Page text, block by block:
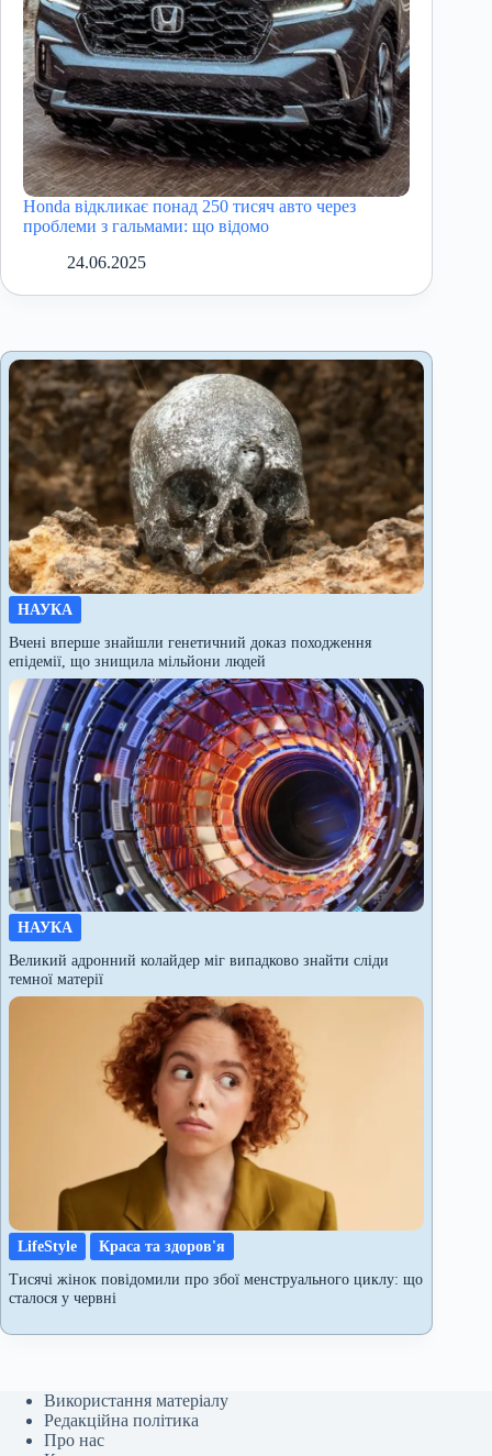
Honda відкликає понад 250 тисяч авто через
проблеми з гальмами: що відомо
24.06.2025
НАУКА
Вчені вперше знайшли генетичний доказ походження
епідемії, що знищила мільйони людей
НАУКА
Великий адронний колайдер міг випадково знайти сліди
темної матерії
LifeStyle
Краса та здоров'я
Тисячі жінок повідомили про збої менструального циклу: що
сталося у червні
Використання матеріалу
Редакційна політика
Про нас